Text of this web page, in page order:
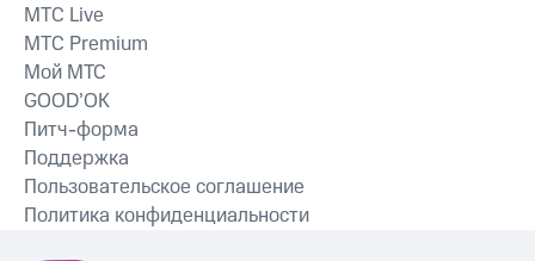
MTС Live
MTС Premium
Мой МТС
GOOD’OK
Питч-форма
Поддержка
Пользовательское соглашение
Политика конфиденциальности